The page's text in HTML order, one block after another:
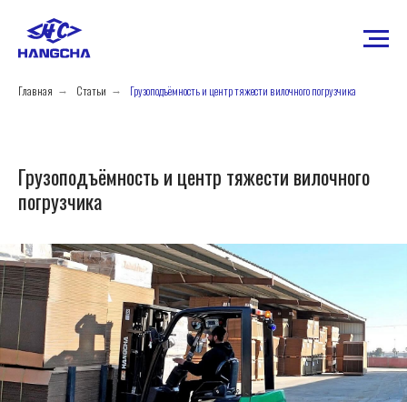
Главная → Статьи → Грузоподъёмность и центр тяжести вилочного погрузчика
Грузоподъёмность и центр тяжести вилочного
погрузчика